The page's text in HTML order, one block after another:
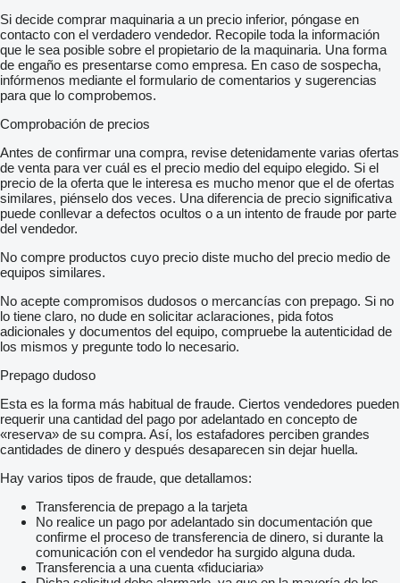
Si decide comprar maquinaria a un precio inferior, póngase en
contacto con el verdadero vendedor. Recopile toda la información
que le sea posible sobre el propietario de la maquinaria. Una forma
de engaño es presentarse como empresa. En caso de sospecha,
infórmenos mediante el formulario de comentarios y sugerencias
para que lo comprobemos.
Comprobación de precios
Antes de confirmar una compra, revise detenidamente varias ofertas
de venta para ver cuál es el precio medio del equipo elegido. Si el
precio de la oferta que le interesa es mucho menor que el de ofertas
similares, piénselo dos veces. Una diferencia de precio significativa
puede conllevar a defectos ocultos o a un intento de fraude por parte
del vendedor.
No compre productos cuyo precio diste mucho del precio medio de
equipos similares.
No acepte compromisos dudosos o mercancías con prepago. Si no
lo tiene claro, no dude en solicitar aclaraciones, pida fotos
adicionales y documentos del equipo, compruebe la autenticidad de
los mismos y pregunte todo lo necesario.
Prepago dudoso
Esta es la forma más habitual de fraude. Ciertos vendedores pueden
requerir una cantidad del pago por adelantado en concepto de
«reserva» de su compra. Así, los estafadores perciben grandes
cantidades de dinero y después desaparecen sin dejar huella.
Hay varios tipos de fraude, que detallamos:
Transferencia de prepago a la tarjeta
No realice un pago por adelantado sin documentación que
confirme el proceso de transferencia de dinero, si durante la
comunicación con el vendedor ha surgido alguna duda.
Transferencia a una cuenta «fiduciaria»